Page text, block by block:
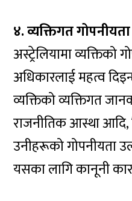
४. व्यक्तिगत गोपनीयता
अस्ट्रेलियामा व्यक्तिको
अधिकारलाई महत्व
व्यक्तिको व्यक्तिगत
राजनीतिक आस्था आदि,
उनीहरूको गोपनीयता
यसका लागि कानूनी